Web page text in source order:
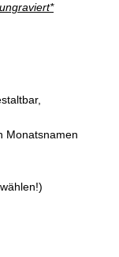
ungraviert*
Monatsnamen